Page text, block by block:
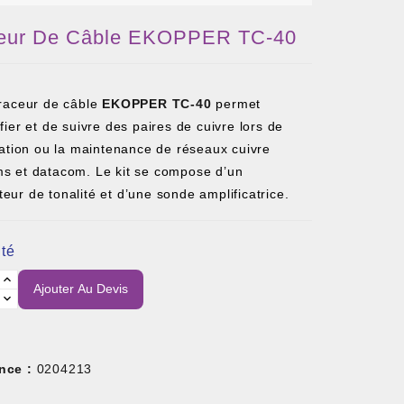
De Câble EKOPPER TC-40
de câble EKOPPER TC-40 permet
et de suivre des paires de cuivre lors de
ou la maintenance de réseaux cuivre
et datacom. Le kit se compose d’un
de tonalité et d’une sonde amplificatrice.
Ajouter Au Devis
: 0204213